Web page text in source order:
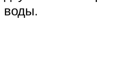
воды.